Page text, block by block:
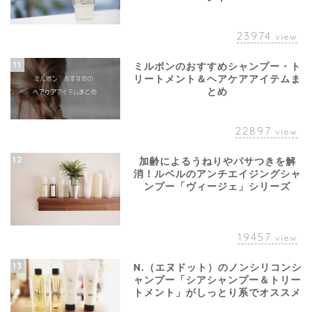
23974 view
11
ミルボンのおすすめシャンプー・ト
リートメント＆ヘアケアアイテムま
とめ
22897 view
12
加齢によるうねりやパサつきを解
消！ルベルのアンチエイジングシャ
ンプー「ヴィージェ」シリーズ
19457 view
13
N.（エヌドット）のノンシリコンシ
ャンプー「シアシャンプー＆トリー
トメント」がしっとり系でオススメ